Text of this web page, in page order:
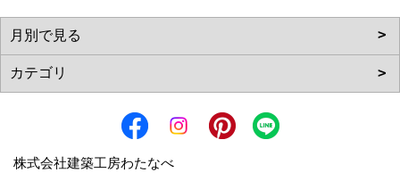
株式会社建築工房わたなべ